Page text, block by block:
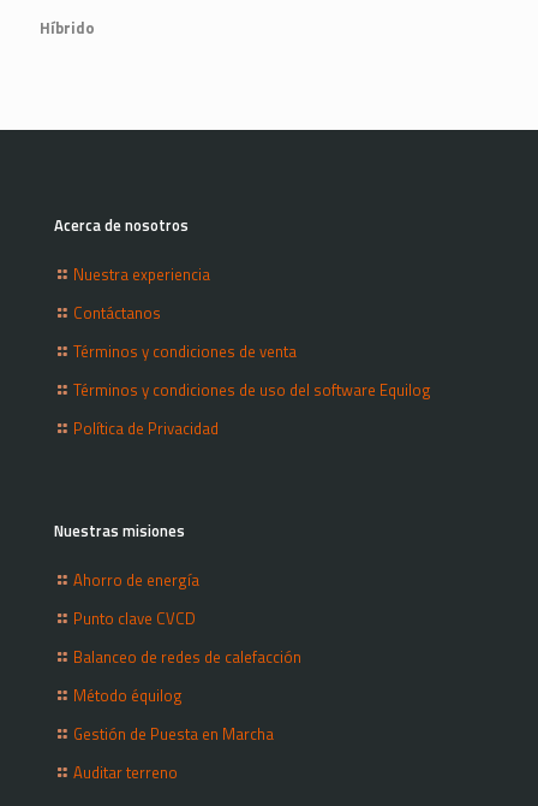
Híbrido
Acerca de nosotros
Nuestra experiencia
Contáctanos
Términos y condiciones de venta
Términos y condiciones de uso del software Equilog
Política de Privacidad
Nuestras misiones
Ahorro de energía
Punto clave CVCD
Balanceo de redes de calefacción
Método équilog
Gestión de Puesta en Marcha
Auditar terreno